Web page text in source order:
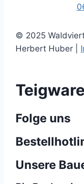
© 2025
Herbert Huber |
Folge uns
Unsere